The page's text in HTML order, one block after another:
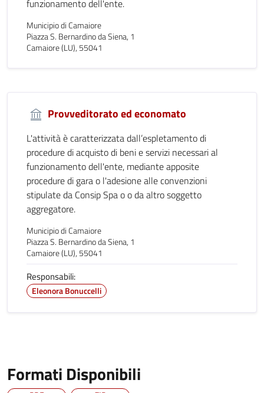
funzionamento dell'ente.
Municipio di Camaiore
Piazza S. Bernardino da Siena, 1
Camaiore (LU), 55041
Provveditorato ed economato
L'attività è caratterizzata dall’espletamento di
procedure di acquisto di beni e servizi necessari al
funzionamento dell'ente, mediante apposite
procedure di gara o l'adesione alle convenzioni
stipulate da Consip Spa o o da altro soggetto
aggregatore.
Municipio di Camaiore
Piazza S. Bernardino da Siena, 1
Camaiore (LU), 55041
Responsabili:
Eleonora Bonuccelli
Formati Disponibili